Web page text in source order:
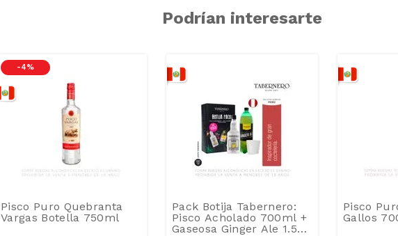
Podrían interesarte
-4 %
Pisco Puro Quebranta
Vargas Botella 750ml
Pack Botija Tabernero:
Pisco Acholado 700ml +
Gaseosa Ginger Ale 1.5L
Pisco
Gallos